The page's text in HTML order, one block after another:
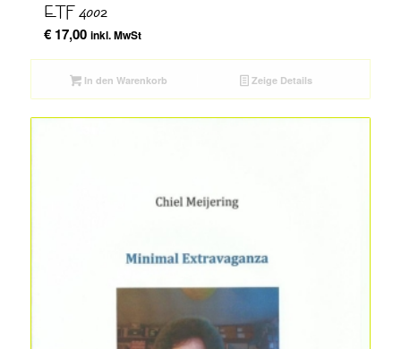
ETF 4002
€17,00 inkl. MwSt
In den Warenkorb Zeige Details